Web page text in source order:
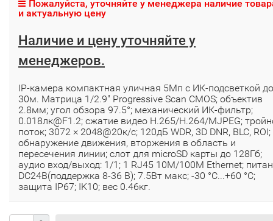
Пожалуйста, уточняйте у менеджера наличие
и актуальную цену
Наличие и цену уточняйте у
менеджеров.
IP-камера компактная уличная 5Мп с ИК-подсветкой до
30м. Матрица 1/2.9" Progressive Scan CMOS; объектив
2.8мм; угол обзора 97.5°; механический ИК-фильтр;
0.018лк@F1.2; сжатие видео H.265/H.264/MJPEG;
поток; 3072 × 2048@20к/с; 120дБ WDR, 3D DNR, BLC, ROI;
обнаружение движения, вторжения в область и
пересечения линии; слот для microSD карты до 128Гб;
аудио вход/выход: 1/1; 1 RJ45 10M/100M Ethernet;
DC24B(поддержка 8-36 В); 7.5Вт макс; -30 °C...+60 °C;
защита IP67; IK10; вес 0.46кг.